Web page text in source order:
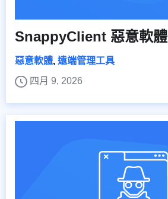
SnappyClient 惡意軟體
惡意軟體, 遠端管理工具
四月 9, 2026